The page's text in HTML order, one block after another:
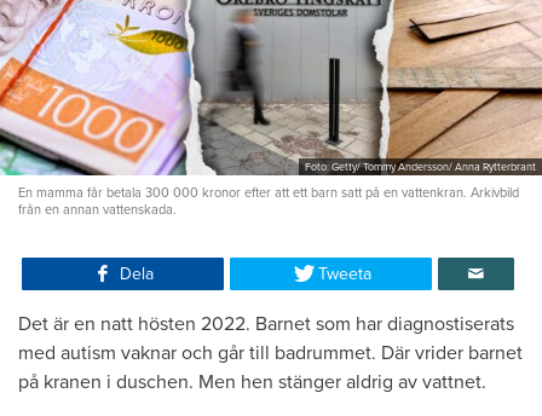
Foto: Getty/ Tommy Andersson/ Anna Rytterbrant
En mamma får betala 300 000 kronor efter att ett barn satt på en vattenkran. Arkivbild
från en annan vattenskada.
Dela Tweeta
Det är en natt hösten 2022. Barnet som har diagnostiserats
med autism vaknar och går till badrummet. Där vrider barnet
på kranen i duschen. Men hen stänger aldrig av vattnet.